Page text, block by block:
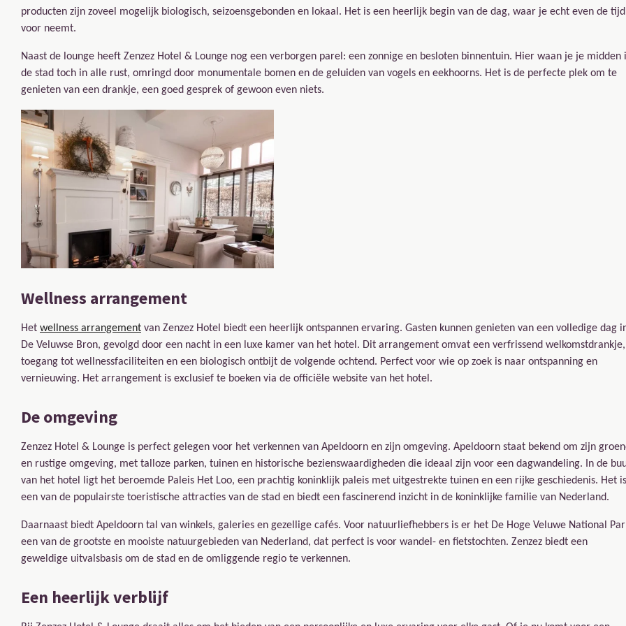
producten zijn zoveel mogelijk biologisch, seizoensgebonden en lokaal. Het is een heerlijk begin van de dag, waar je echt even de tijd
voor neemt.
Naast de lounge heeft Zenzez Hotel & Lounge nog een verborgen parel: een zonnige en besloten binnentuin. Hier waan je je midden
de stad toch in alle rust, omringd door monumentale bomen en de geluiden van vogels en eekhoorns. Het is de perfecte plek om te
genieten van een drankje, een goed gesprek of gewoon even niets.
Wellness arrangement
Het wellness arrangement van Zenzez Hotel biedt een heerlijk ontspannen ervaring. Gasten kunnen genieten van een volledige dag
De Veluwse Bron, gevolgd door een nacht in een luxe kamer van het hotel. Dit arrangement omvat een verfrissend welkomstdrankje,
toegang tot wellnessfaciliteiten en een biologisch ontbijt de volgende ochtend. Perfect voor wie op zoek is naar ontspanning en
vernieuwing. Het arrangement is exclusief te boeken via de officiële website van het hotel.
De omgeving
Zenzez Hotel & Lounge is perfect gelegen voor het verkennen van Apeldoorn en zijn omgeving. Apeldoorn staat bekend om zijn
en rustige omgeving, met talloze parken, tuinen en historische bezienswaardigheden die ideaal zijn voor een dagwandeling. In de
van het hotel ligt het beroemde Paleis Het Loo, een prachtig koninklijk paleis met uitgestrekte tuinen en een rijke geschiedenis. Het is
een van de populairste toeristische attracties van de stad en biedt een fascinerend inzicht in de koninklijke familie van Nederland.
Daarnaast biedt Apeldoorn tal van winkels, galeries en gezellige cafés. Voor natuurliefhebbers is er het De Hoge Veluwe National
een van de grootste en mooiste natuurgebieden van Nederland, dat perfect is voor wandel- en fietstochten. Zenzez biedt een
geweldige uitvalsbasis om de stad en de omliggende regio te verkennen.
Een heerlijk verblijf